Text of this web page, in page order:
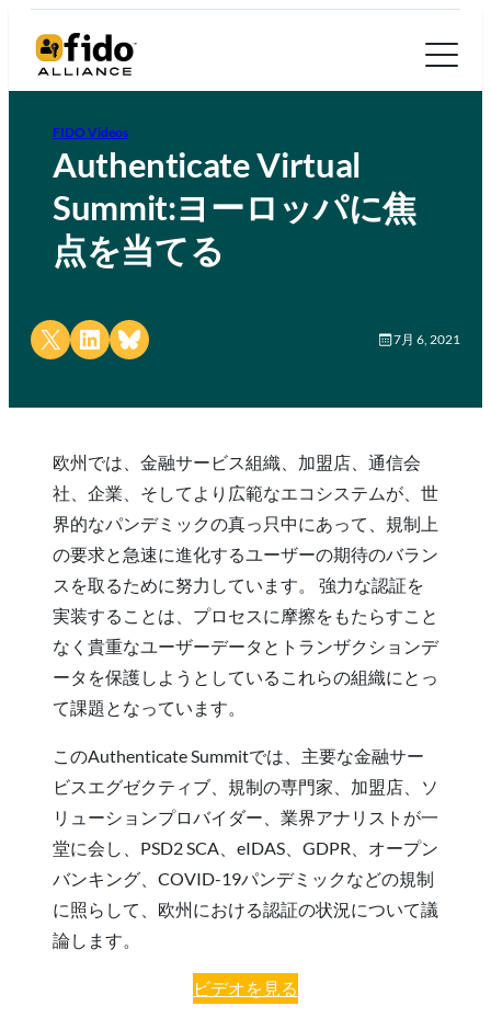
FIDO Videos
Authenticate Virtual
Summit:ヨーロッパに焦
点を当てる
Share on X Share on LinkedIn
Share on Bluesky 7月 6, 2021
欧州では、金融サービス組織、加盟店、通信会
社、企業、そしてより広範なエコシステムが、世
界的なパンデミックの真っ只中にあって、規制上
の要求と急速に進化するユーザーの期待のバラン
スを取るために努力しています。 強力な認証を
実装することは、プロセスに摩擦をもたらすこと
なく貴重なユーザーデータとトランザクションデ
ータを保護しようとしているこれらの組織にとっ
て課題となっています。
このAuthenticate Summitでは、主要な金融サー
ビスエグゼクティブ、規制の専門家、加盟店、ソ
リューションプロバイダー、業界アナリストが一
堂に会し、PSD2 SCA、eIDAS、GDPR、オープン
バンキング、COVID-19パンデミックなどの規制
に照らして、欧州における認証の状況について議
論します。
ビデオを見る